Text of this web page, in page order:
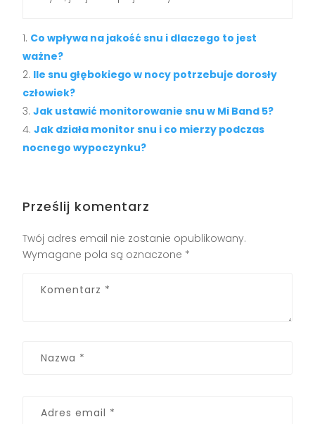
Co wpływa na jakość snu i dlaczego to jest
ważne?
Ile snu głębokiego w nocy potrzebuje dorosły
człowiek?
Jak ustawić monitorowanie snu w Mi Band 5?
Jak działa monitor snu i co mierzy podczas
nocnego wypoczynku?
Prześlij komentarz
Twój adres email nie zostanie opublikowany.
Wymagane pola są oznaczone *